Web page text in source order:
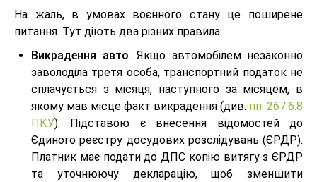
На жаль, в умовах воєнного стану це поширене
питання. Тут діють два різних правила:
Викрадення авто. Якщо автомобілем незаконно
заволоділа третя особа, транспортний податок не
сплачується з місяця, наступного за місяцем, в
якому мав місце факт викрадення (див. пп. 267.6.8
ПКУ). Підставою є внесення відомостей до
Єдиного реєстру досудових розслідувань (ЄРДР).
Платник має подати до ДПС копію витягу з ЄРДР
та уточнюючу декларацію, щоб зменшити